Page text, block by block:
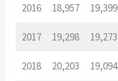
2016 18,957 19,399
2017 19,298 19,273
2018 20,203 19,094